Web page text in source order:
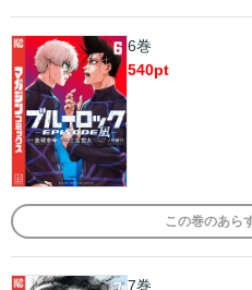
6巻
540pt
この巻のあら
7巻